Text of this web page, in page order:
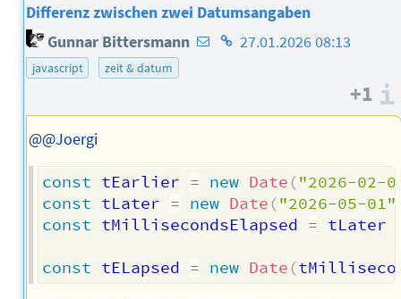
Differenz zwischen zwei Datumsangaben
Gunnar Bittersmann E-
des
Homepage
27.01.2026 08:13
javascript zeit & datum
+1
@@Joergi
const tEarlier = new Date ("2026-02-
const tLater = new Date ("2026-05-01"
const tMillisecondsElapsed = tLater
const tELapsed = new Date (